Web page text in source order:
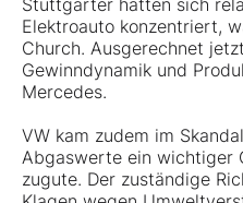
Stuttgarter hätten sich
Elektroauto konzentriert,
Church. Ausgerechnet
Gewinndynamik und
Mercedes.
VW kam zudem im
Abgaswerte ein wichtiger
zugute. Der zuständige